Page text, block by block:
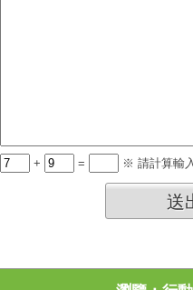
+ = ※ 請計算輸
送